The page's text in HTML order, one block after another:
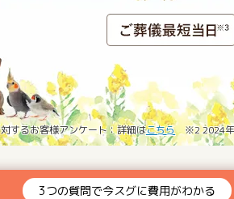
するお客様アンケート：詳細はこちら※2 2024年
3つの質問で今スグに費用がわかる